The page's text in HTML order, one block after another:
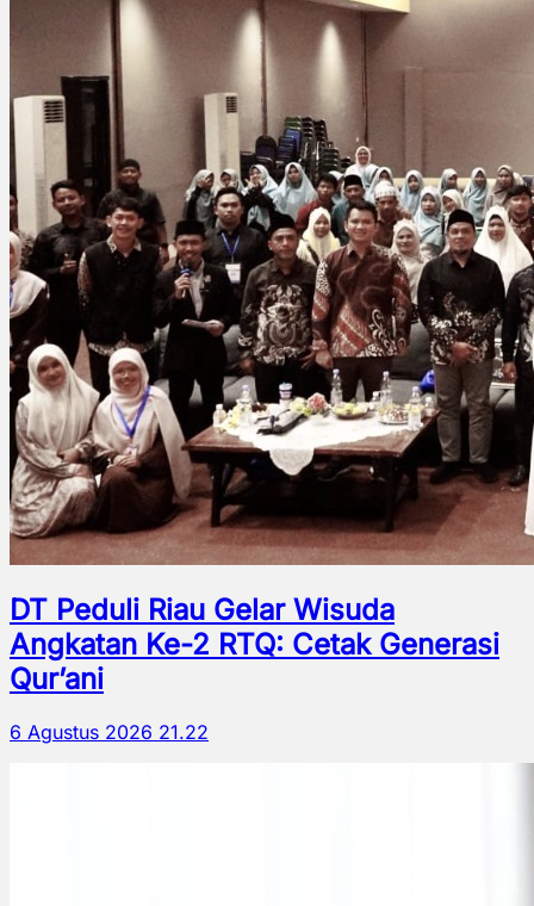
DT Peduli Riau Gelar Wisuda
Angkatan Ke-2 RTQ: Cetak Generasi
Qur’ani
6 Agustus 2026 21.22